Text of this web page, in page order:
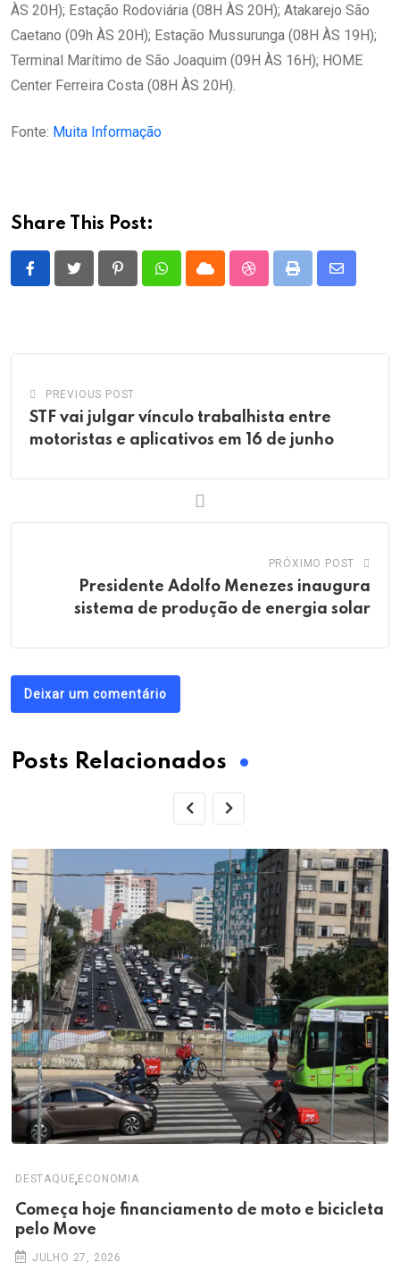
ÀS 20H); Estação Rodoviária (08H ÀS 20H); Atakarejo São
Caetano (09h ÀS 20H); Estação Mussurunga (08H ÀS 19H);
Terminal Marítimo de São Joaquim (09H ÀS 16H); HOME
Center Ferreira Costa (08H ÀS 20H).
Fonte: Muita Informação
Share This Post:
PinterestWhatsappCloud StumbleUpon
Print
Share
PREVIOUS POST
STF vai julgar vínculo trabalhista entre
motoristas e aplicativos em 16 de junho
PRÓXIMO POST
Presidente Adolfo Menezes inaugura
sistema de produção de energia solar
Deixar um comentário
Posts Relacionados
DESTAQUE,ECONOMIA
Começa hoje financiamento de moto e bicicleta
pelo Move
JULHO 27, 2026